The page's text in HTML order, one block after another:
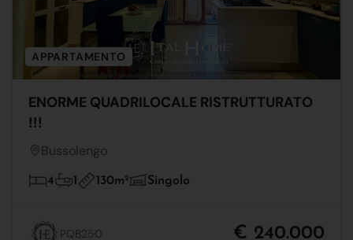
APPARTAMENTO
ENORME QUADRILOCALE RISTRUTTURATO
!!!
Bussolengo
4 1 130m2 Singolo
PQB250 € 240.000